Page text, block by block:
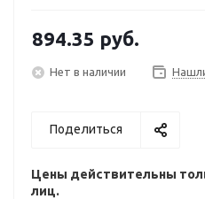
894.35 руб.
Нет в наличии
Поделиться
Цены действительны
лиц.